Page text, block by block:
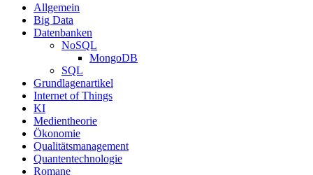
Allgemein
Big Data
Datenbanken
NoSQL
MongoDB
SQL
Grundlagenartikel
Internet of Things
KI
Medientheorie
Ökonomie
Qualitätsmanagement
Quantentechnologie
Romane